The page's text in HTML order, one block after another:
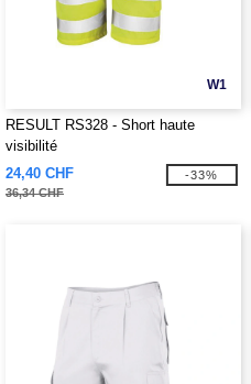
W1
RESULT RS328 - Short haute
visibilité
24,40 CHF
36,34 CHF
-33%